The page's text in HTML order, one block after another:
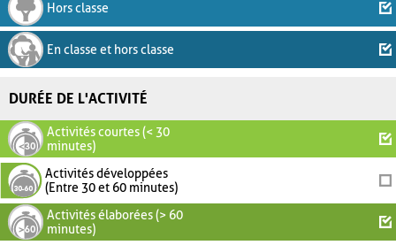
Hors classe
En classe et hors classe
DURÉE DE L'ACTIVITÉ
Activités courtes (< 30
minutes)
Activités développées
(Entre 30 et 60 minutes)
Activités élaborées (> 60
minutes)